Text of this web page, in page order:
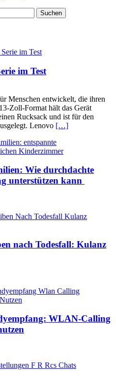
im Test
Menschen entwickelt, die ihren
Zoll-Format hält das Gerät
Rucksack und ist für den
Lenovo […]
Wie durchdachte
unterstützen kann
nach Todesfall: Kulanz
WLAN-Calling